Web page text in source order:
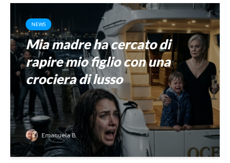
NEWS
Mia madre ha cercato di
rapire mio figlio con una
crociera di lusso
Emanuela B.